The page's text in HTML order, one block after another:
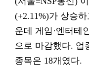
(+2.11%)가 상승
운데 게임·엔터테
으로 마감했다. 업
종목은 18개였다.